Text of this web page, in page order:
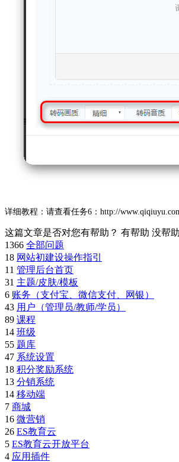
详细教程：请查看任务6：http://
这篇文章是否对您有帮助？ 有帮助 没帮助
1366 全部问题
18 网站初建设操作指引
11 管理后台首页
31 主题/皮肤/模板
6 账务（支付宝、微信支付、网银）
43 用户（管理员/教师/学员）
89 课程
14 班级
55 题库
47 系统设置
18 积分奖励系统
13 分销系统
14 移动端
7 商城
16 微营销
26 ES教育云
5 ES教育云开放平台
4 应用插件